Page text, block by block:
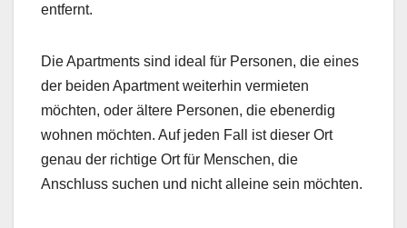
entfernt.
Die Apartments sind ideal für Personen, die eines
der beiden Apartment weiterhin vermieten
möchten, oder ältere Personen, die ebenerdig
wohnen möchten. Auf jeden Fall ist dieser Ort
genau der richtige Ort für Menschen, die
Anschluss suchen und nicht alleine sein möchten.